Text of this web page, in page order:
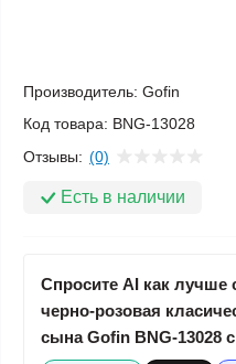
Производитель: Gofin
Код товара: BNG-13028
Отзывы: (0)
Есть в наличии
Спросите AI как лучше
черно-розовая
сына Gofin BNG-13028